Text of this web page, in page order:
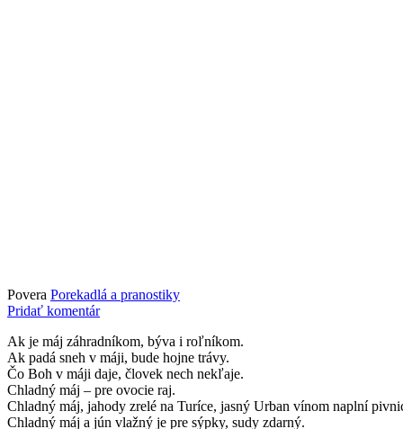
Povera Porekadlá a pranostiky
Pridať komentár
Ak je máj záhradníkom, býva i roľníkom.
Ak padá sneh v máji, bude hojne trávy.
Čo Boh v máji daje, človek nech nekľaje.
Chladný máj – pre ovocie raj.
Chladný máj, jahody zrelé na Turíce, jasný Urban vínom naplní
Chladný máj a jún vlažný je pre sýpky, sudy zdarný.